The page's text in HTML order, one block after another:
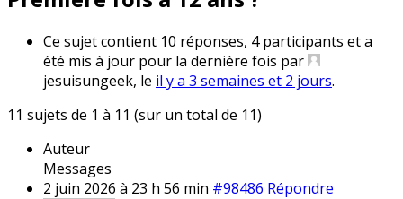
Ce sujet contient 10 réponses, 4 participants et a
été mis à jour pour la dernière fois par
jesuisungeek, le il y a 3 semaines et 2 jours.
11 sujets de 1 à 11 (sur un total de 11)
Auteur
Messages
2 juin 2026 à 23 h 56 min #98486 Répondre